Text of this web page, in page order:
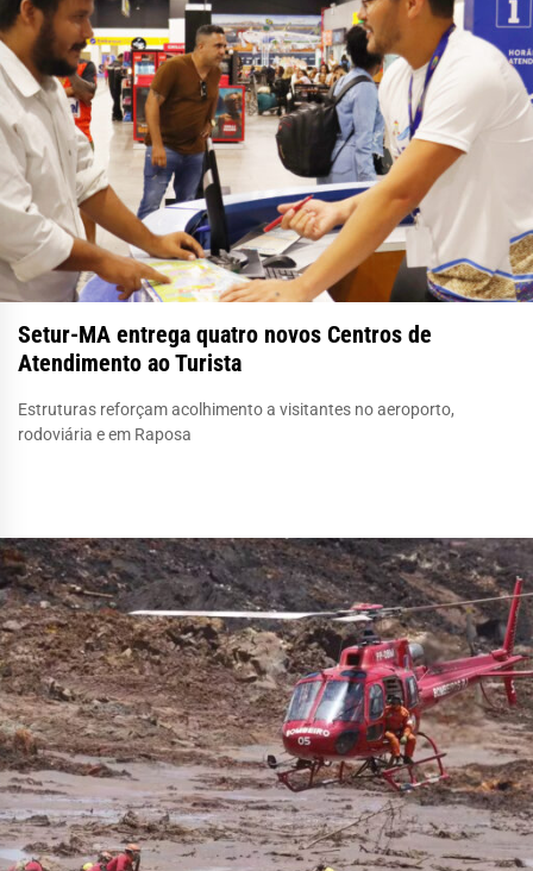
Setur-MA entrega quatro novos Centros de
Atendimento ao Turista
Estruturas reforçam acolhimento a visitantes no aeroporto,
rodoviária e em Raposa